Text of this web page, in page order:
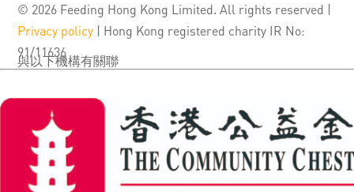
© 2026 Feeding Hong Kong Limited. All rights reserved |
Privacy policy | Hong Kong registered charity IR No:
91/11636
與以下機構有關聯